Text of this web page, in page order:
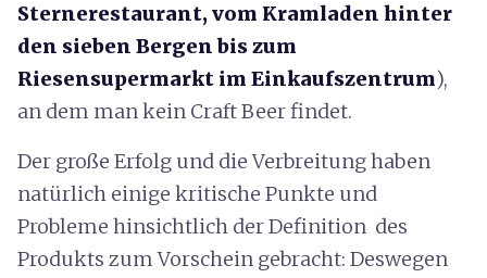
Sternerestaurant, vom Kramladen hinter
den sieben Bergen bis zum
Riesensupermarkt im Einkaufszentrum),
an dem man kein Craft Beer findet.
Der große Erfolg und die Verbreitung haben
natürlich einige kritische Punkte und
Probleme hinsichtlich der Definition des
Produkts zum Vorschein gebracht: Deswegen